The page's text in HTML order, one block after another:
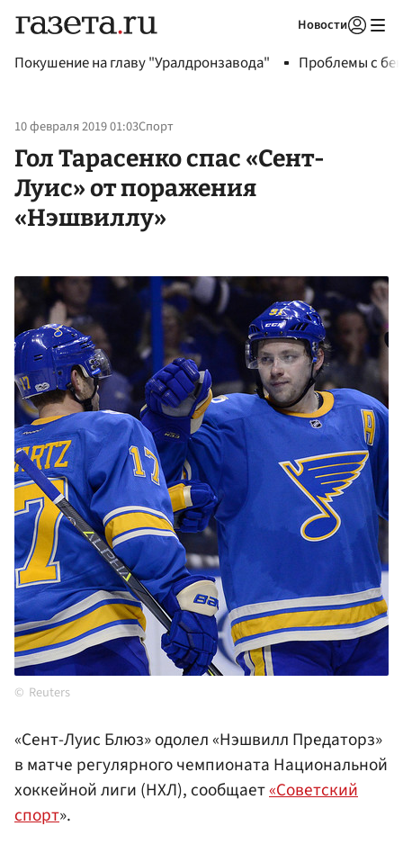
Новости
Покушение на главу "Уралдронзавода" Проблемы с
10 февраля 2019 01:03Спорт
Гол Тарасенко спас «Сент-
Луис» от поражения
«Нэшвиллу»
Reuters
«Сент-Луис Блюз» одолел «Нэшвилл Предаторз»
в матче регулярного чемпионата Национальной
хоккейной лиги (НХЛ), сообщает«Советский
спорт».